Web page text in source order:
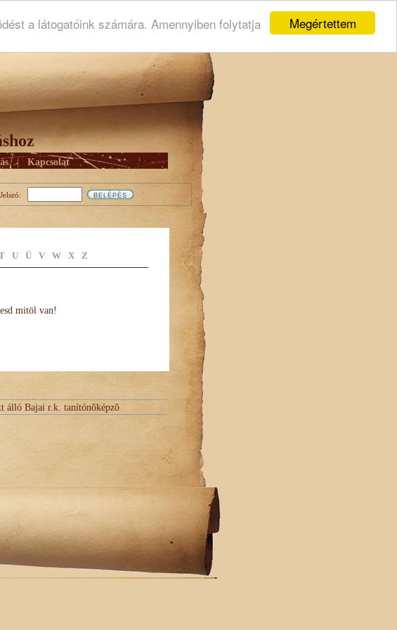
Megértettem
a látogatóink számára. Amennyiben folytatja
| Kapcsolat
Jelszó:
U Ü V W X Z
mitöl van!
álló Bajai r.k. tanítónõképzõ